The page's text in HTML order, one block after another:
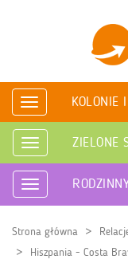
Rozwiń
nawigację
KOLONIE
Rozwiń
nawigację
ZIELONE
Rozwiń
nawigację
Strona główna
Hiszpania - Costa